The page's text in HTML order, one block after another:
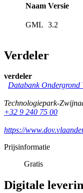
Naam Versie
GML 3.2
Verdeler
verdeler
Databank
Technologiepark-
+32 9 240 75 00
https://
Prijsinformatie
Gratis
Digitale